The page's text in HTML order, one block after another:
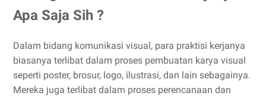
Apa Saja Sih ?
Dalam bidang komunikasi visual, para praktisi kerjanya
biasanya terlibat dalam proses pembuatan karya visual
seperti poster, brosur, logo, ilustrasi, dan lain sebagainya.
Mereka juga terlibat dalam proses perencanaan dan